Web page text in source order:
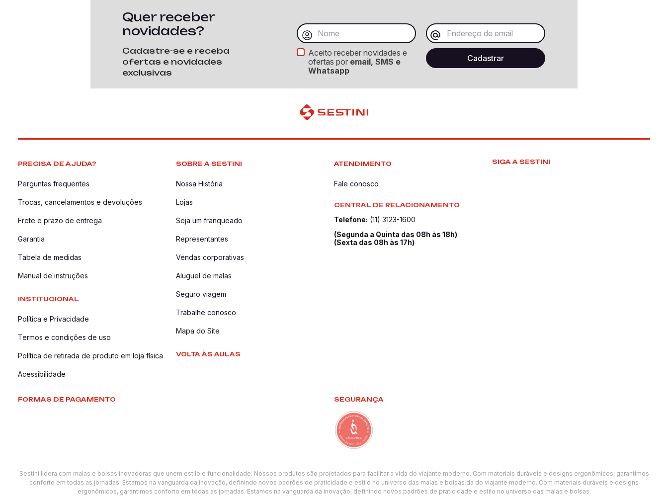
Quer receber
novidades?
Cadastre-se e receba
ofertas e novidades
exclusivas
Aceito receber novidades e
ofertas por email, SMS e
Whatsapp
PRECISA DE AJUDA?
Perguntas frequentes
Trocas, cancelamentos e devoluções
Frete e prazo de entrega
Garantia
Tabela de medidas
Manual de instruções
INSTITUCIONAL
Política e Privacidade
Termos e condições de uso
Política de retirada de produto em loja física
Acessibilidade
SOBRE A SESTINI
Nossa História
Lojas
Seja um franqueado
Representantes
Vendas corporativas
Aluguel de malas
Seguro viagem
Trabalhe conosco
Mapa do Site
VOLTA ÀS AULAS
ATENDIMENTO
Fale conosco
CENTRAL DE RELACIONAMENTO
Telefone: (11) 3123-1600
(Segunda a Quinta das 08h às 18h)
(Sexta das 08h às 17h)
SIGA A SESTINI
FORMAS DE PAGAMENTO SEGURANÇA
Sestini lidera com malas e bolsas inovadoras que unem estilo e funcionalidade. Nossos produtos são projetados para facilitar a vida do viajante moderno. Com materiais duráveis e designs ergonômicos, garantimos
conforto em todas as jornadas. Estamos na vanguarda da inovação, definindo novos padrões de praticidade e estilo no universo das malas e bolsas.da do viajante moderno. Com materiais duráveis e designs
ergonômicos, garantimos conforto em todas as jornadas. Estamos na vanguarda da inovação, definindo novos padrões de praticidade e estilo no universo das malas e bolsas.